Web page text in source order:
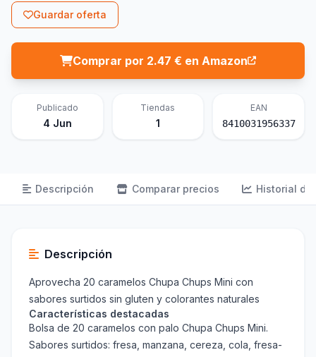
Guardar oferta
Comprar por 2.47 € en Amazon
Publicado
4 Jun
Tiendas
1
EAN
8410031956337
Descripción Comparar precios Historial de
Descripción
Aprovecha 20 caramelos Chupa Chups Mini con
sabores surtidos sin gluten y colorantes naturales
Características destacadas
Bolsa de 20 caramelos con palo Chupa Chups Mini.
Sabores surtidos: fresa, manzana, cereza, cola, fresa-